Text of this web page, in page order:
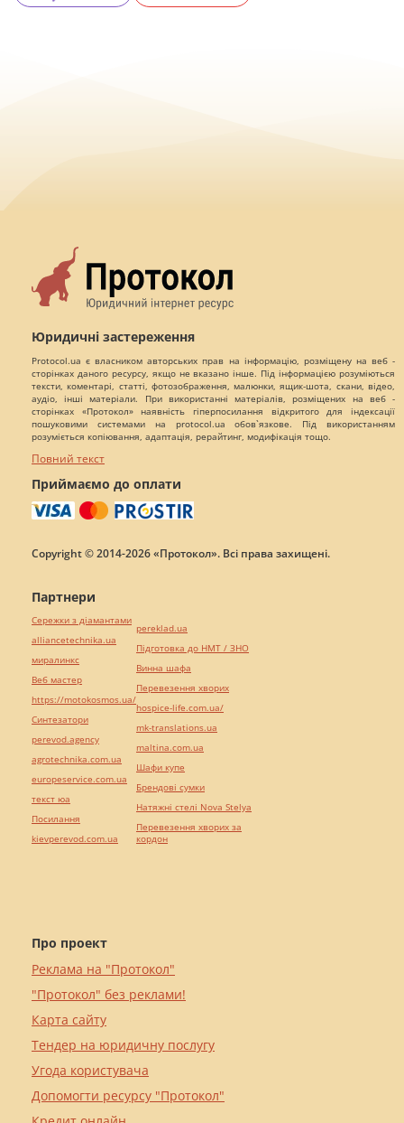
Юридичні застереження
Protocol.ua є власником авторських прав на інформацію, розміщену на веб -
сторінках даного ресурсу, якщо не вказано інше. Під інформацією розуміються
тексти, коментарі, статті, фотозображення, малюнки, ящик-шота, скани, відео,
аудіо, інші матеріали. При використанні матеріалів, розміщених на веб -
сторінках «Протокол» наявність гіперпосилання відкритого для індексації
пошуковими системами на protocol.ua обов`язкове. Під використанням
розуміється копіювання, адаптація, рерайтинг, модифікація тощо.
Повний текст
Приймаємо до оплати
Copyright © 2014-2026 «Протокол». Всі права захищені.
Про проект
Реклама на "Протокол"
"Протокол" без реклами!
Карта сайту
Тендер на юридичну послугу
Угода користувача
Допомогти ресурсу "Протокол"
Партнери
Сережки з діамантами
alliancetechnika.ua
миралинкс
Веб мастер
https://motokosmos.ua/
Синтезатори
perevod.agency
agrotechnika.com.ua
europeservice.com.ua
текст юа
Посилання
kievperevod.com.ua
pereklad.ua
Підготовка до НМТ / ЗНО
Винна шафа
Перевезення хворих
hospice-life.com.ua/
mk-translations.ua
maltina.com.ua
Шафи купе
Брендові сумки
Натяжні стелі Nova Stelya
Перевезення хворих за
кордон